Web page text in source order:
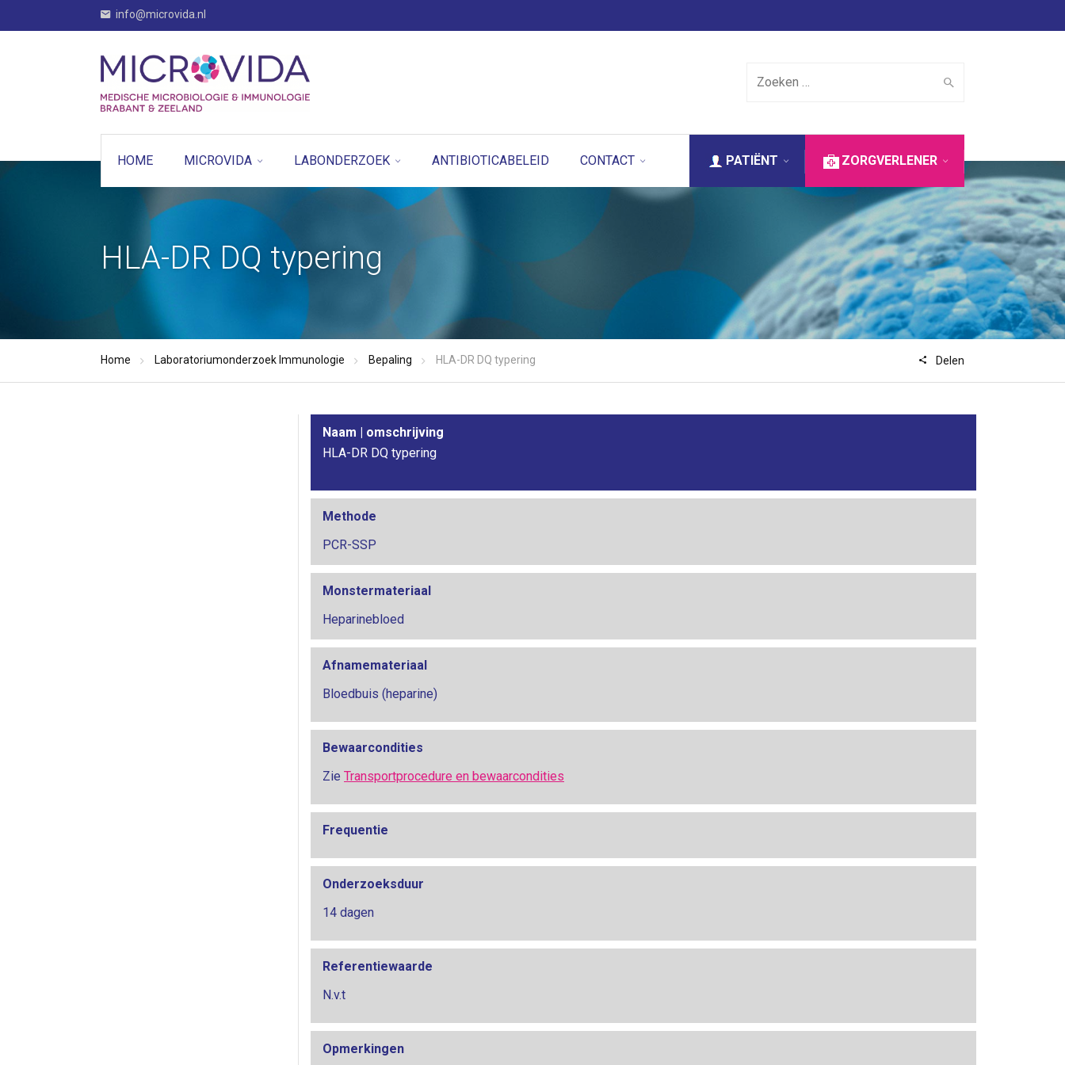
info@microvida.nl
Search for:
HOME MICROVIDA LABONDERZOEK ANTIBIOTICABELEID CONTACT ZORGVERLENER
PATIËNT
HLA-DR DQ typering
Home Laboratoriumonderzoek Immunologie Bepaling HLA-DR DQ typering Delen
Naam | omschrijving
HLA-DR DQ typering
Methode
PCR-SSP
Monstermateriaal
Heparinebloed
Afnamemateriaal
Bloedbuis (heparine)
Bewaarcondities
Zie Transportprocedure en bewaarcondities
Frequentie
Onderzoeksduur
14 dagen
Referentiewaarde
N.v.t
Opmerkingen